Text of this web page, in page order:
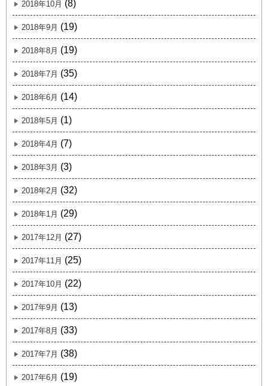
2018年10月 (8)
2018年9月 (19)
2018年8月 (19)
2018年7月 (35)
2018年6月 (14)
2018年5月 (1)
2018年4月 (7)
2018年3月 (3)
2018年2月 (32)
2018年1月 (29)
2017年12月 (27)
2017年11月 (25)
2017年10月 (22)
2017年9月 (13)
2017年8月 (33)
2017年7月 (38)
2017年6月 (19)